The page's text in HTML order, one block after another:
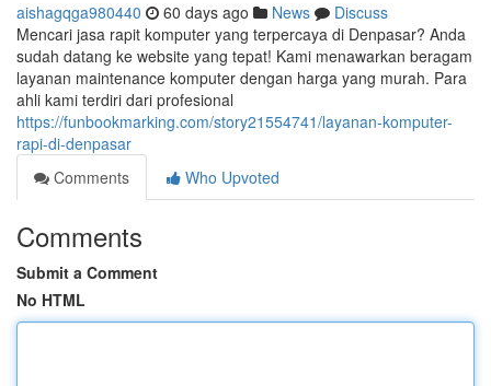
aishagqga980440 60 days ago News
Discuss
Mencari jasa rapit komputer yang terpercaya di Denpasar? Anda
sudah datang ke website yang tepat! Kami menawarkan beragam
layanan maintenance komputer dengan harga yang murah. Para
ahli kami terdiri dari profesional
https://funbookmarking.com/story21554741/layanan-komputer-
rapi-di-denpasar
Comments
Who Upvoted
Comments
Submit a Comment
No HTML